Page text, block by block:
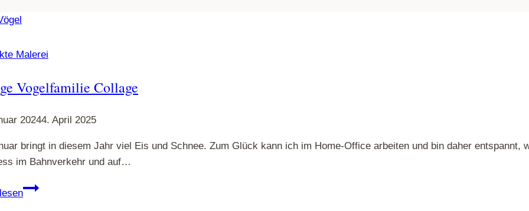
Malerei
Vogelfamilie Collage
20244. April 2025
bringt in diesem Jahr viel Eis und Schnee. Zum Glück kann ich im Home-Office arbeiten und bin daher entspannt,
im Bahnverkehr und auf…
Lustige